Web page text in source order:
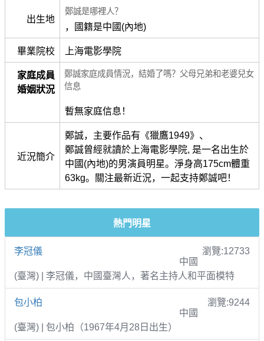
出生地
鄭誠是哪裡人？
，國籍是中國(內地)
畢業院校 上海電影學院
家庭成員
婚姻狀況
鄭誠家庭成員情況，結婚了嗎？父母兄弟和老婆兒女
信息
暫無家庭信息！
近況簡介
鄭誠，主要作品有《獵鷹1949》、
鄭誠曾經就讀於上海電影學院, 是一名出生於
中國(內地)的男演員明星。淨身高175cm體重
63kg。關注最新近況，一起支持鄭誠吧！
熱門明星
李冠儀
瀏覽:12733
中國
(臺灣) | 李冠儀，中國臺灣人，著名主持人和平面模特
包小柏
瀏覽:9244
中國
(臺灣) | 包小柏（1967年4月28日出生）